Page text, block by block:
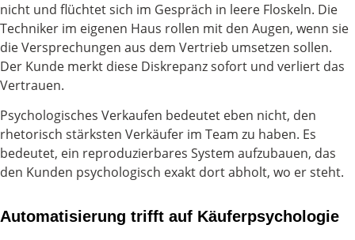
nicht und flüchtet sich im Gespräch in leere Floskeln. Die
Techniker im eigenen Haus rollen mit den Augen, wenn sie
die Versprechungen aus dem Vertrieb umsetzen sollen.
Der Kunde merkt diese Diskrepanz sofort und verliert das
Vertrauen.
Psychologisches Verkaufen bedeutet eben nicht, den
rhetorisch stärksten Verkäufer im Team zu haben. Es
bedeutet, ein reproduzierbares System aufzubauen, das
den Kunden psychologisch exakt dort abholt, wo er steht.
Automatisierung trifft auf Käuferpsychologie